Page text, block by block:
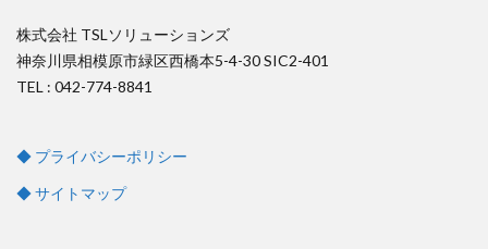
株式会社 TSLソリューションズ
神奈川県相模原市緑区西橋本5-4-30 SIC2-401
TEL : 042-774-8841
◆ プライバシーポリシー
◆ サイトマップ